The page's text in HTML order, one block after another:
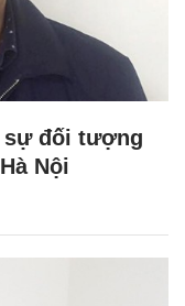
sự đối tượng
Nội